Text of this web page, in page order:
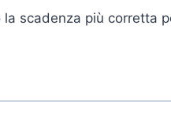
scadenza più corretta